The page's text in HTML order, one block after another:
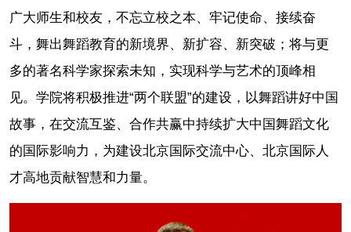
广大师生和校友，不忘立校之本、牢记使命、接续奋
斗，舞出舞蹈教育的新境界、新扩容、新突破；将与更
多的著名科学家探索未知，实现科学与艺术的顶峰相
见。学院将积极推进“两个联盟”的建设，以舞蹈讲好中国
故事，在交流互鉴、合作共赢中持续扩大中国舞蹈文化
的国际影响力，为建设北京国际交流中心、北京国际人
才高地贡献智慧和力量。